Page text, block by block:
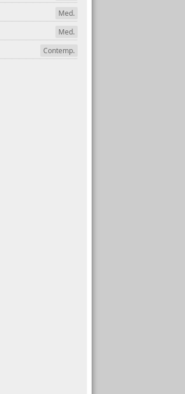
Med.
Med.
Contemp.